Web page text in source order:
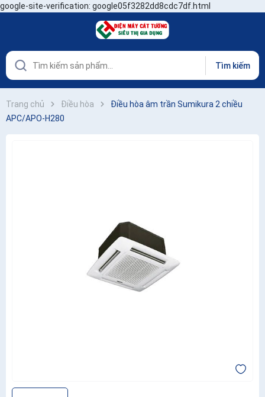
google-site-verification: google05f3282dd8cdc7df.html
Tìm kiếm
Trang chủ Điều hòa
Điều hòa âm trần Sumikura 2 chiều
APC/APO-H280